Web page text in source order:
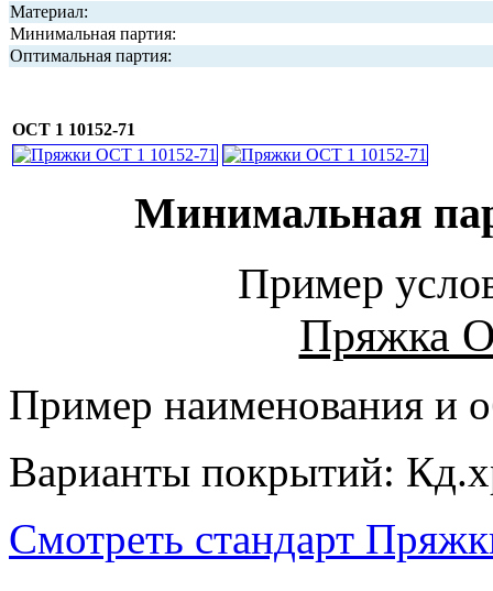
Материал:
Минимальная партия:
Оптимальная партия:
ОСТ 1 10152-71
Минимальная
Пример
Пряжка
Пример наименования и
Варианты покрытий:
Смотреть стандарт